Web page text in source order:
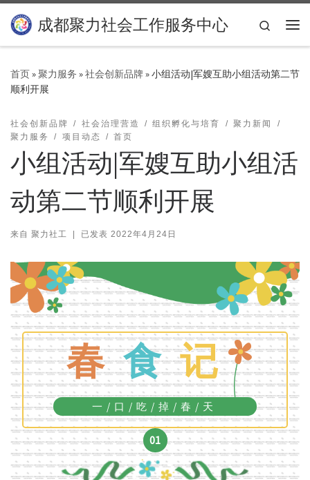
Skip to content
成都聚力社会工作服务中心
Search
首页»聚力服务 »社会创新品牌 »小组活动|军嫂互助小组活动第二节
顺利开展
社会创新品牌 社会治理营造 组织孵化与培育
聚力新闻
聚力服务
项目动态 首页
小组活动|军嫂互助小组活
动第二节顺利开展
来自 聚力社工 已发表 2022年4月24日
春 食 记
一/口/吃/掉/春/天
01